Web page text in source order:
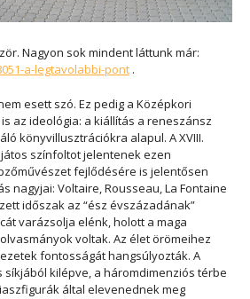
Nagyon sok mindent láttunk már:
a-legtavolabbi-pont .
esett szó. Ez pedig a Középkori
az ideológia: a kiállítás a reneszánsz
könyvillusztrációkra alapul. A XVIII.
színfoltot jelentenek ezen
fejlődésére is jelentősen
nagyjai: Voltaire, Rousseau, La Fontaine
időszak az “ész évszázadának”
varázsolja elénk, holott a maga
voltak. Az élet örömeihez
fontosságát hangsúlyozták. A
kilépve, a háromdimenziós térbe
által elevenednek meg